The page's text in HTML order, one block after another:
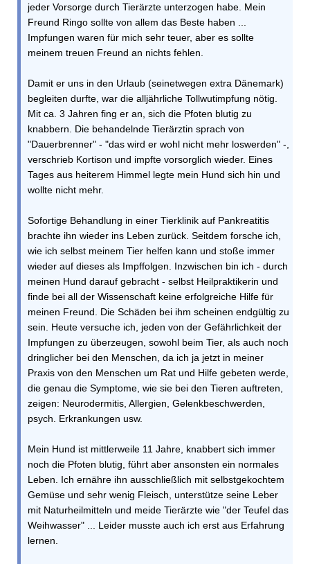
jeder Vorsorge durch Tierärzte unterzogen habe. Mein
Freund Ringo sollte von allem das Beste haben ...
Impfungen waren für mich sehr teuer, aber es sollte
meinem treuen Freund an nichts fehlen.
Damit er uns in den Urlaub (seinetwegen extra Dänemark)
begleiten durfte, war die alljährliche Tollwutimpfung nötig.
Mit ca. 3 Jahren fing er an, sich die Pfoten blutig zu
knabbern. Die behandelnde Tierärztin sprach von
"Dauerbrenner" - "das wird er wohl nicht mehr loswerden" -,
verschrieb Kortison und impfte vorsorglich wieder. Eines
Tages aus heiterem Himmel legte mein Hund sich hin und
wollte nicht mehr.
Sofortige Behandlung in einer Tierklinik auf Pankreatitis
brachte ihn wieder ins Leben zurück. Seitdem forsche ich,
wie ich selbst meinem Tier helfen kann und stoße immer
wieder auf dieses als Impffolgen. Inzwischen bin ich - durch
meinen Hund darauf gebracht - selbst Heilpraktikerin und
finde bei all der Wissenschaft keine erfolgreiche Hilfe für
meinen Freund. Die Schäden bei ihm scheinen endgültig zu
sein. Heute versuche ich, jeden von der Gefährlichkeit der
Impfungen zu überzeugen, sowohl beim Tier, als auch noch
dringlicher bei den Menschen, da ich ja jetzt in meiner
Praxis von den Menschen um Rat und Hilfe gebeten werde,
die genau die Symptome, wie sie bei den Tieren auftreten,
zeigen: Neurodermitis, Allergien, Gelenkbeschwerden,
psych. Erkrankungen usw.
Mein Hund ist mittlerweile 11 Jahre, knabbert sich immer
noch die Pfoten blutig, führt aber ansonsten ein normales
Leben. Ich ernähre ihn ausschließlich mit selbstgekochtem
Gemüse und sehr wenig Fleisch, unterstütze seine Leber
mit Naturheilmitteln und meide Tierärzte wie "der Teufel das
Weihwasser" ... Leider musste auch ich erst aus Erfahrung
lernen.